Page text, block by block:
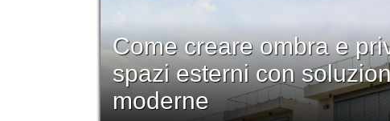
Come creare ombra e
spazi esterni con
moderne